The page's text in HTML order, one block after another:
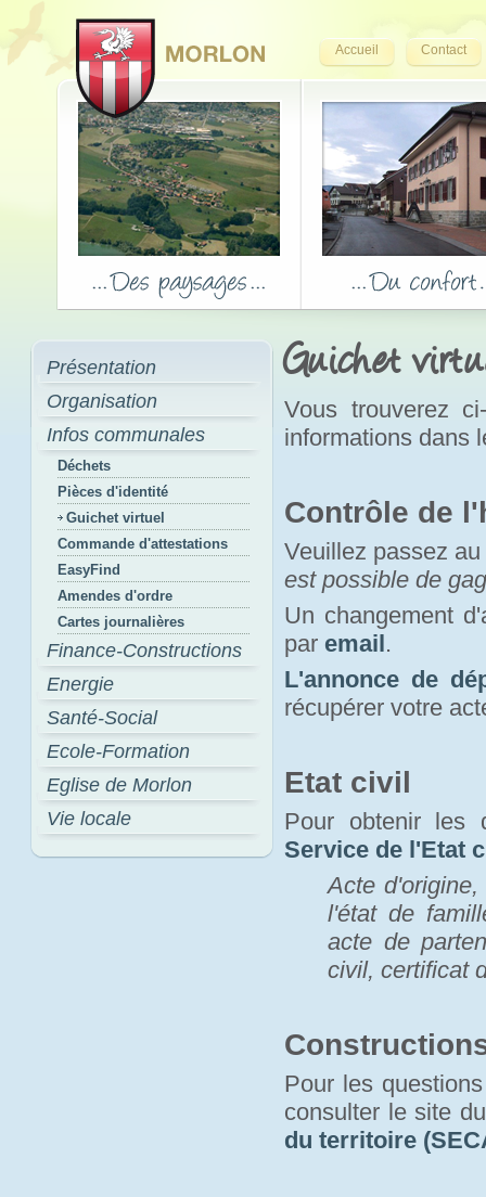
Accueil Contact
Présentation
Organisation
Infos communales
Déchets
Pièces d'identité
Guichet virtuel
Commande d'attestations
EasyFind
Amendes d'ordre
Cartes journalières
Finance-Constructions
Energie
Santé-Social
Ecole-Formation
Eglise de Morlon
Vie locale
Guichet
Vous trouverez
informations dans
Contrôle de
Veuillez passez
est possible de
Un changement
par email.
L'annonce de
récupérer votre
Etat civil
Pour obtenir les
Service de l'Etat
Acte
l'état de
acte de
civil, certificat
Pour les
consulter le site
du territoire